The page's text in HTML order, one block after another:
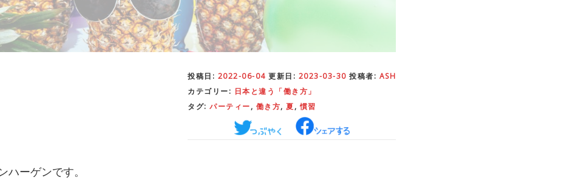
投稿日: 2022-06-04 更新日: 2023-03-30 投稿者: ASH
カテゴリー: 日本と違う「働き方」
タグ: パーティー, 働き方, 夏,慣習
ハーゲンです。